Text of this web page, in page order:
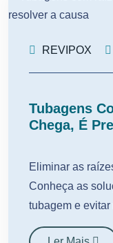
REVIPOX
Tubagens
Chega, É
Eliminar as
Conheça as
tubagem e